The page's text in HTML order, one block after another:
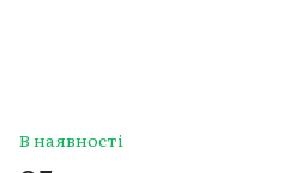
В наявності